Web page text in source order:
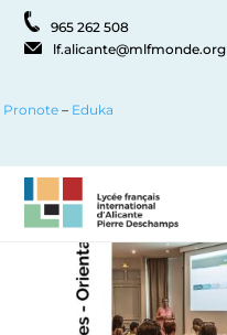
965 262 508
lf.alicante@mlfmonde.org
Pronote – Eduka